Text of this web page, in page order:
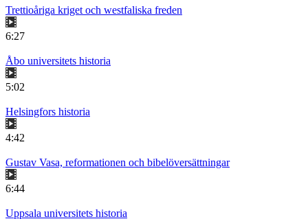
Trettioåriga kriget och westfaliska freden
6:27
Åbo universitets historia
5:02
Helsingfors historia
4:42
Gustav Vasa, reformationen och bibelöversättningar
6:44
Uppsala universitets historia